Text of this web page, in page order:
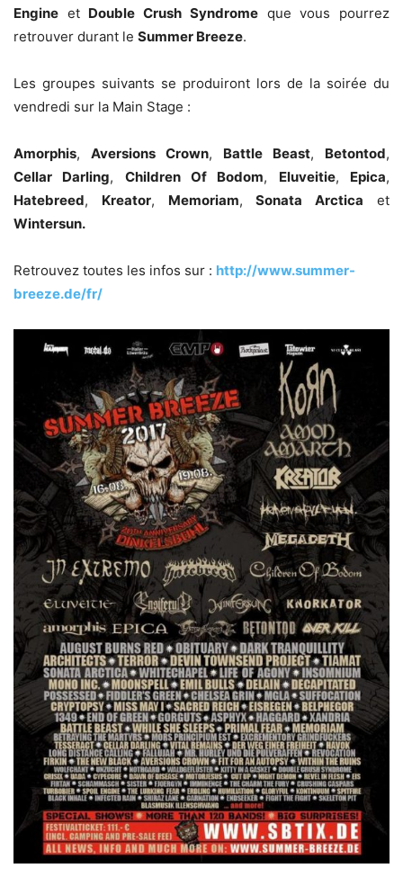
Engine et Double Crush Syndromeque vous pourrez
retrouver durant le Summer Breeze.
Les groupes suivants se produiront lors de la soirée du
vendredi sur la Main Stage :
Amorphis, Aversions Crown, Battle Beast, Betontod,
Cellar Darling, Children Of Bodom, Eluveitie, Epica,
Hatebreed, Kreator, Memoriam,Sonata Arctica et
Wintersun.
Retrouvez toutes les infos sur : http://www.summer-
breeze.de/fr/